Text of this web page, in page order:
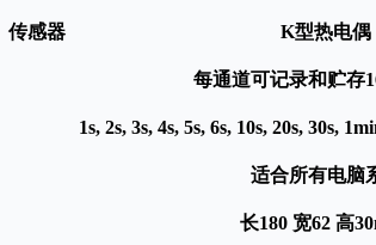
传感器 K型热电偶
每通道可记录和贮存
1s, 2s, 3s, 4s, 5s, 6s, 10s, 20s, 30s,
适合所有电脑
长180 宽62 高